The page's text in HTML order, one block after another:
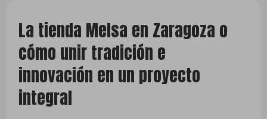
La tienda Melsa en Zaragoza o
cómo unir tradición e
innovación en un proyecto
integral